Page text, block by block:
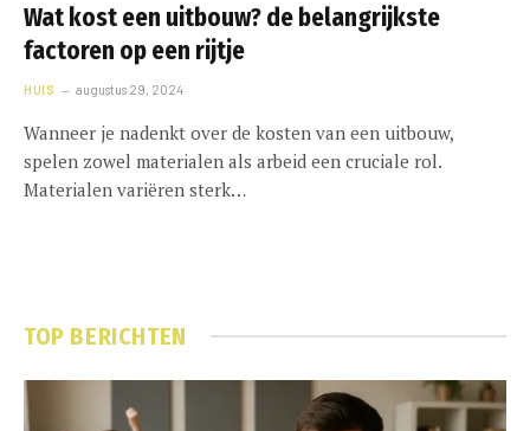
Wat kost een uitbouw? de belangrijkste
factoren op een rijtje
HUIS augustus 29, 2024
Wanneer je nadenkt over de kosten van een uitbouw,
spelen zowel materialen als arbeid een cruciale rol.
Materialen variëren sterk…
TOP BERICHTEN